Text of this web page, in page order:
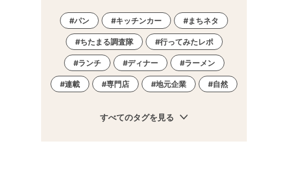
パン キッチンカー まちネタ
ちたまる調査隊 行ってみたレポ
ランチ ディナー ラーメン
連載 専門店 地元企業 自然
すべてのタグを見る